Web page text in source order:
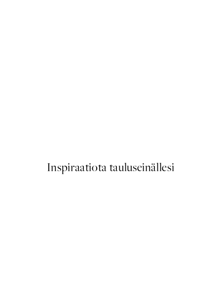
Inspiraatiota tauluseinällesi